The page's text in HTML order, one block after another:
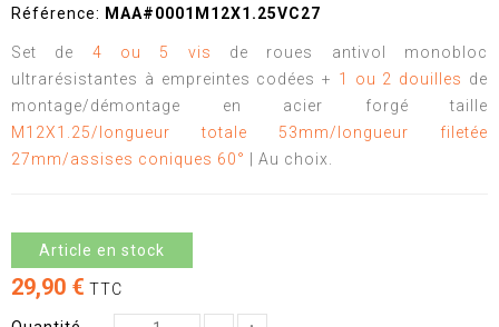
Référence: MAA#0001M12X1.25VC27
Set de 4 ou 5 vis de roues antivol monobloc
ultrarésistantes à empreintes codées + 1 ou 2 douilles de
montage/démontage en acier forgé taille
M12X1.25/longueur totale 53mm/longueur filetée
27mm/assises coniques 60°
| Au choix.
Article en stock
29,90 € TTC